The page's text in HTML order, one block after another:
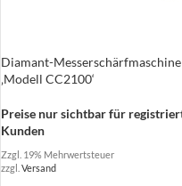
Diamant-Messerschärfmaschine
‚Modell CC2100‘
Preise nur sichtbar für
Kunden
Zzgl. 19% Mehrwertsteuer
zzgl.Versand